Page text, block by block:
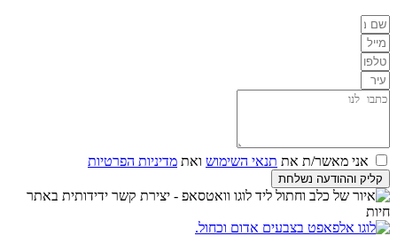
אני מאשר/ת את תנאי השימוש ואת מדיניות הפרטיות
קליק וההודעה נשלחת